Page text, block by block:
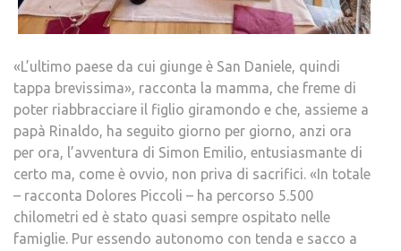
«L’ultimo paese da cui giunge è San Daniele, quindi
tappa brevissima», racconta la mamma, che freme di
poter riabbracciare il figlio giramondo e che, assieme a
papà Rinaldo, ha seguito giorno per giorno, anzi ora
per ora, l’avventura di Simon Emilio, entusiasmante di
certo ma, come è ovvio, non priva di sacrifici. «In totale
– racconta Dolores Piccoli – ha percorso 5.500
chilometri ed è stato quasi sempre ospitato nelle
famiglie. Pur essendo autonomo con tenda e sacco a